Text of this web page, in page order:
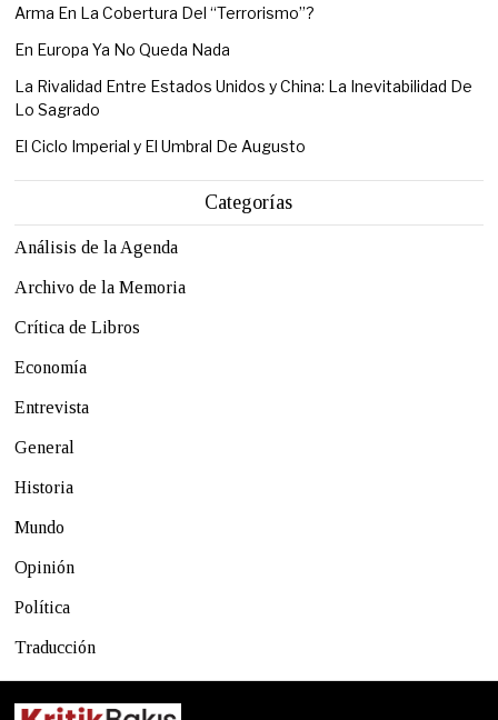
Arma En La Cobertura Del “Terrorismo”?
En Europa Ya No Queda Nada
La Rivalidad Entre Estados Unidos y China: La Inevitabilidad De
Lo Sagrado
El Ciclo Imperial y El Umbral De Augusto
Categorías
Análisis de la Agenda
Archivo de la Memoria
Crítica de Libros
Economía
Entrevista
General
Historia
Mundo
Opinión
Política
Traducción